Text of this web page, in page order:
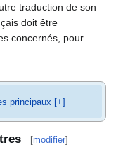
traduction de son
doit être
concernés, pour
principaux [+]
[modifier]